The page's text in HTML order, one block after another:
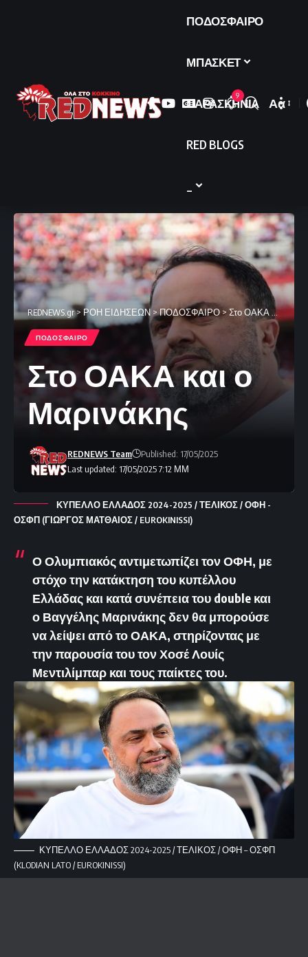
ΠΟΔΟΣΦΑΙΡΟ
ΜΠΑΣΚΕΤ
ΠΑΡΑΣΚΗΝΙΑ
RED BLOGS
9
Font
Αα
REDNEWS.gr> ΡΟΗ ΕΙΔΗΣΕΩΝ >ΠΟΔΟΣΦΑΙΡΟ > Στο ΟΑΚΑ και ο Μαρινάκης
ΠΟΔΟΣΦΑΙΡΟ
Στο ΟΑΚΑ και ο
Μαρινάκης
Last updated: 17/05/2025 7:12 ΜΜ
REDNEWS Team Published: 17/05/2025
ΚΥΠΕΛΛΟ ΕΛΛΑΔΟΣ 2024-2025 / ΤΕΛΙΚΟΣ / ΟΦΗ -
ΟΣΦΠ (ΓΙΩΡΓΟΣ ΜΑΤΘΑΙΟΣ / EUROKINISSI)
Ο Ολυμπιακός αντιμετωπίζει τον ΟΦΗ, με
στόχο την κατάκτηση του κυπέλλου
Ελλάδας και κατά συνέπεια του double και
ο Βαγγέλης Μαρινάκης δεν θα μπορούσε
να λείψει από το ΟΑΚΑ, στηρίζοντας με
την παρουσία του τον Χοσέ Λουίς
Μεντιλίμπαρ και τους παίκτες του.
ΚΥΠΕΛΛΟ ΕΛΛΑΔΟΣ 2024-2025 / ΤΕΛΙΚΟΣ / ΟΦΗ – ΟΣΦΠ
(KLODIAN LATO / EUROKINISSI)